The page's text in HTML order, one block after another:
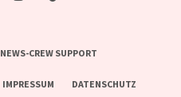
NEWS-CREW SUPPORT
IMPRESSUM DATENSCHUTZ